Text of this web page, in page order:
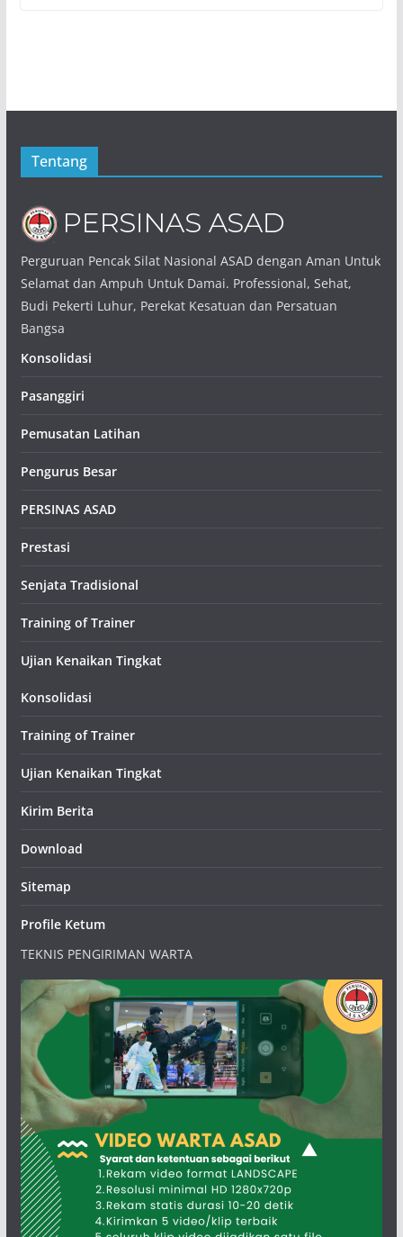
Tentang
Perguruan Pencak Silat Nasional ASAD dengan Aman Untuk
Selamat dan Ampuh Untuk Damai. Professional, Sehat,
Budi Pekerti Luhur, Perekat Kesatuan dan Persatuan
Bangsa
Konsolidasi
Pasanggiri
Pemusatan Latihan
Pengurus Besar
PERSINAS ASAD
Prestasi
Senjata Tradisional
Training of Trainer
Ujian Kenaikan Tingkat
Konsolidasi
Training of Trainer
Ujian Kenaikan Tingkat
Kirim Berita
Download
Sitemap
Profile Ketum
TEKNIS PENGIRIMAN WARTA